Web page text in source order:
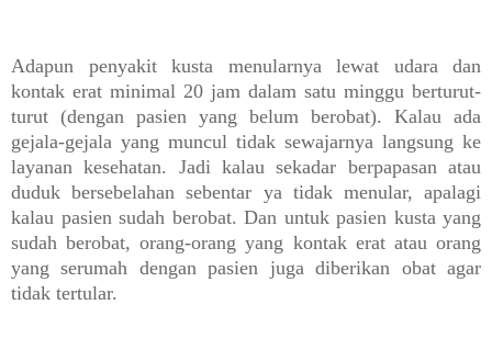
Adapun penyakit kusta menularnya lewat udara dan
kontak erat minimal 20 jam dalam satu minggu berturut-
turut (dengan pasien yang belum berobat). Kalau ada
gejala-gejala yang muncul tidak sewajarnya langsung ke
layanan kesehatan. Jadi kalau sekadar berpapasan atau
duduk bersebelahan sebentar ya tidak menular, apalagi
kalau pasien sudah berobat. Dan untuk pasien kusta yang
sudah berobat, orang-orang yang kontak erat atau orang
yang serumah dengan pasien juga diberikan obat agar
tidak tertular.